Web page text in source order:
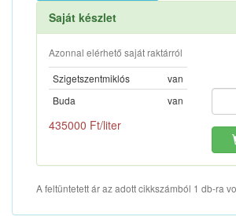
Saját készlet
Azonnal elérhető saját raktárról
Szigetszentmiklós
van
Buda
van
435000 Ft/liter
A feltüntetett ár az adott cikkszámból 1 db-ra